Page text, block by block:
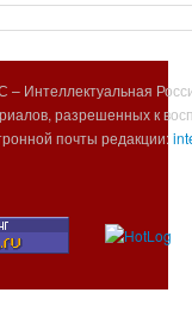
Интеллектуальная
разрешенных к
почты редакции: